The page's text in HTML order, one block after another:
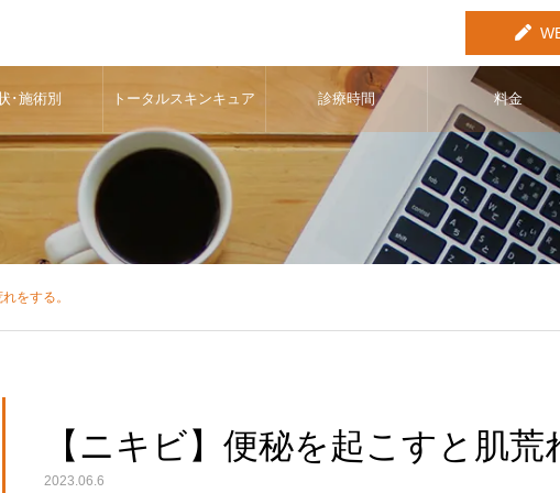
･施術別 トータルスキンキュア 診療時間 料金
をする。
【ニキビ】便秘を起こすと肌荒
2023.06.6